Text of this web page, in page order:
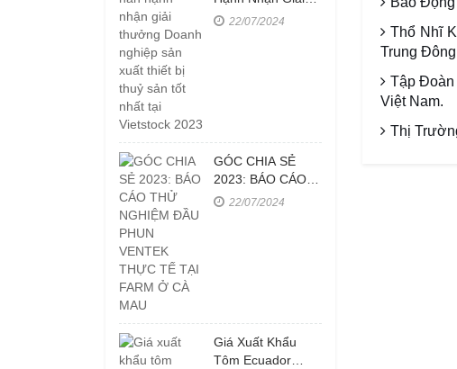
Thổ Nhĩ
Trung Đông
Tập Đoàn
Việt Nam.
Thị
Thưởng Doanh
22/07/2024
GÓC CHIA SẺ
2023: BÁO CÁO
THỬ NGHIỆM
22/07/2024
Giá Xuất Khẩu
Tôm Ecuador